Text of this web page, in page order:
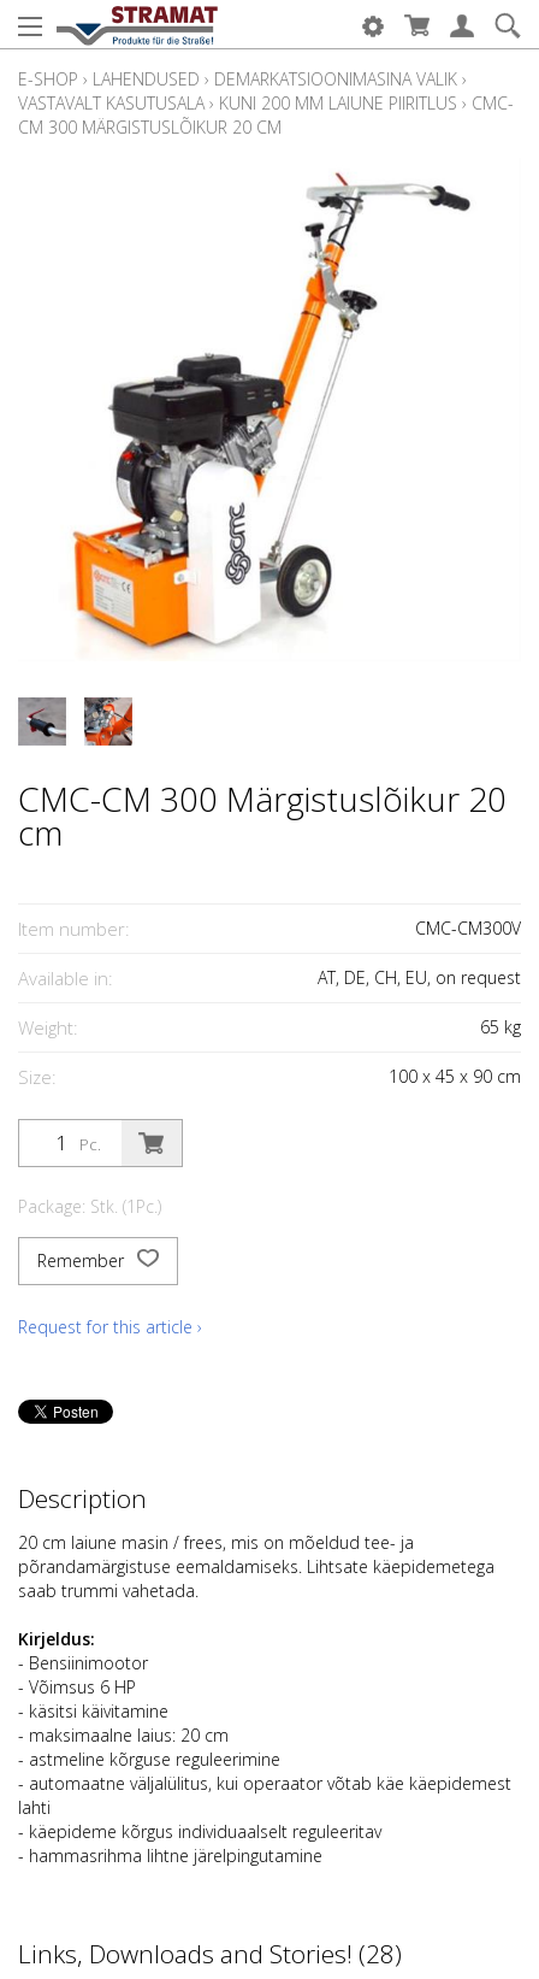
E-SHOP › LAHENDUSED › DEMARKATSIOONIMASINA VALIK ›
VASTAVALT KASUTUSALA › KUNI 200 MM LAIUNE PIIRITLUS › CMC-
CM 300 MÄRGISTUSLÕIKUR 20 CM
CMC-CM 300 Märgistuslõikur 20
cm
Item number: CMC-CM300V
Available in: AT, DE, CH, EU, on request
Weight: 65 kg
Size: 100 x 45 x 90 cm
Pc.
Package: Stk. (1Pc.)
Remember
Request for this article ›
Description
20 cm laiune masin / frees, mis on mõeldud tee- ja
põrandamärgistuse eemaldamiseks. Lihtsate käepidemetega
saab trummi vahetada.
Kirjeldus:
- Bensiinimootor
- Võimsus 6 HP
- käsitsi käivitamine
- maksimaalne laius: 20 cm
- astmeline kõrguse reguleerimine
- automaatne väljalülitus, kui operaator võtab käe käepidemest
lahti
- käepideme kõrgus individuaalselt reguleeritav
- hammasrihma lihtne järelpingutamine
Links, Downloads and Stories! (28)